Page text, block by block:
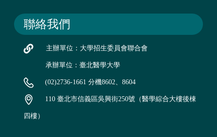
聯絡我們
主辦單位：大學招生委員會聯合會
承辦單位：臺北醫學大學
(02)2736-1661 分機8602、8604
110 臺北市信義區吳興街250號（醫學綜合大樓後棟
四樓）